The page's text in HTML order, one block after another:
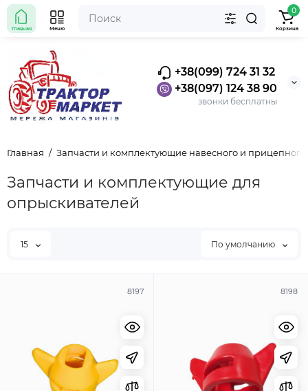
+38(099) 724 31 32
+38(097) 124 38 90
звонки бесплатны
Главная Меню
0
Корзина
Главная Запчасти и комплектующие навесного и
Запчасти и комплектующие для
опрыскивателей
15 По умолчанию
8197 8198